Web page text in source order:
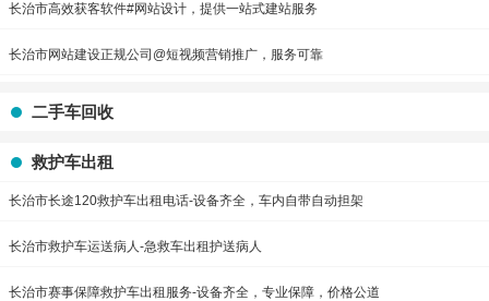
长治市高效获客软件#网站设计，提供一站式建站服务
长治市网站建设正规公司@短视频营销推广，服务可靠
二手车回收
救护车出租
长治市长途120救护车出租电话-设备齐全，车内自带自动担架
长治市救护车运送病人-急救车出租护送病人
长治市赛事保障救护车出租服务-设备齐全，专业保障，价格公道